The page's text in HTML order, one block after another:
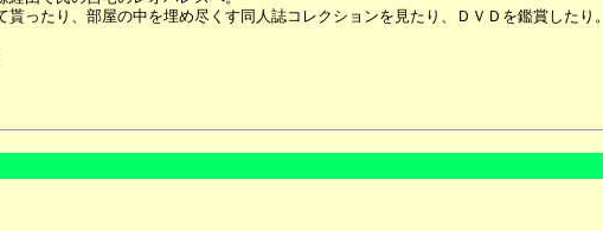
ったり、部屋の中を埋め尽くす同人誌コレクションを見たり、ＤＶＤを鑑賞したり。